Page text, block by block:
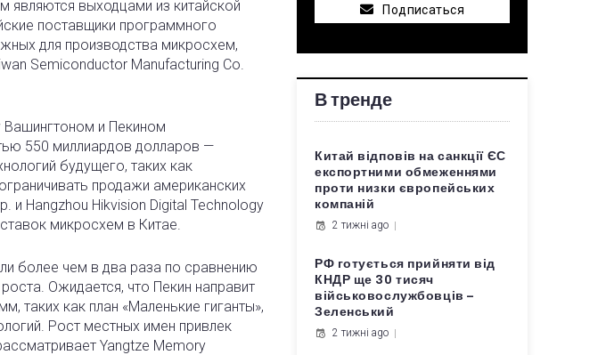
являются выходцами из китайской
поставщики программного
для производства микросхем,
Semiconductor Manufacturing Co.
Вашингтоном и Пекином
550 миллиардов долларов —
будущего, таких как
продажи американских
и Hangzhou Hikvision Digital Technology
микросхем в Китае.
более чем в два раза по сравнению
Ожидается, что Пекин направит
таких как план «Маленькие гиганты»,
Рост местных имен привлек
Yangtze Memory
Подписаться
В тренде
Китай відповів на санкції ЄС
експортними обмеженнями
проти низки європейських
компаній
2 тижні ago
РФ готується прийняти від
КНДР ще 30 тисяч
військовослужбовців –
Зеленський
2 тижні ago